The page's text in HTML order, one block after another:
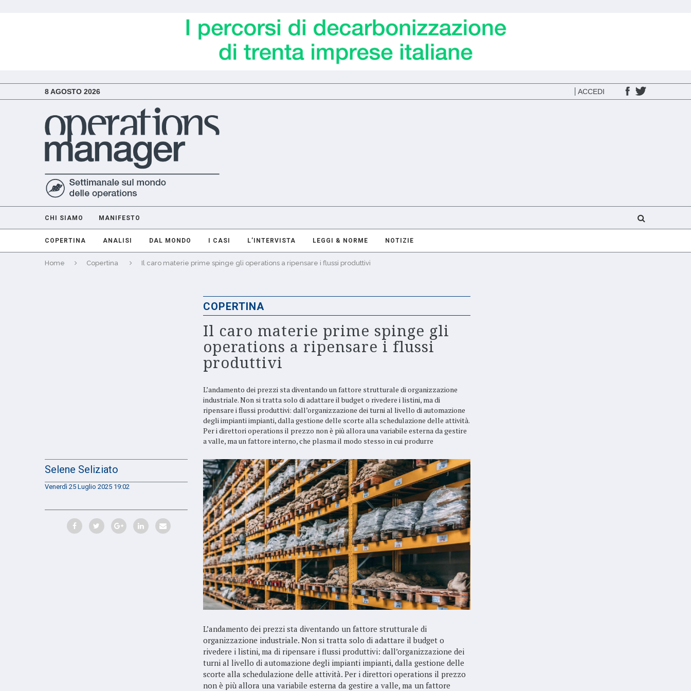
8 AGOSTO 2026 ACCEDI
CHI SIAMO MANIFESTO
COPERTINA ANALISI DAL MONDO I CASI L’INTERVISTA LEGGI & NORME NOTIZIE
Home Copertina Il caro materie prime spinge gli operations a ripensare i flussi produttivi
COPERTINA
Il caro materie prime spinge gli
operations a ripensare i flussi
produttivi
L’andamento dei prezzi sta diventando un fattore strutturale di organizzazione
industriale. Non si tratta solo di adattare il budget o rivedere i listini, ma di
ripensare i flussi produttivi: dall’organizzazione dei turni al livello di automazione
degli impianti impianti, dalla gestione delle scorte alla schedulazione delle attività.
Per i direttori operations il prezzo non è più allora una variabile esterna da gestire
a valle, ma un fattore interno, che plasma il modo stesso in cui produrre
Selene Seliziato
Venerdì 25 Luglio 2025 19:02
L’andamento dei prezzi sta diventando un fattore strutturale di
organizzazione industriale. Non si tratta solo di adattare il budget o
rivedere i listini, ma di ripensare i flussi produttivi: dall’organizzazione dei
turni al livello di automazione degli impianti impianti, dalla gestione delle
scorte alla schedulazione delle attività. Per i direttori operations il prezzo
non è più allora una variabile esterna da gestire a valle, ma un fattore